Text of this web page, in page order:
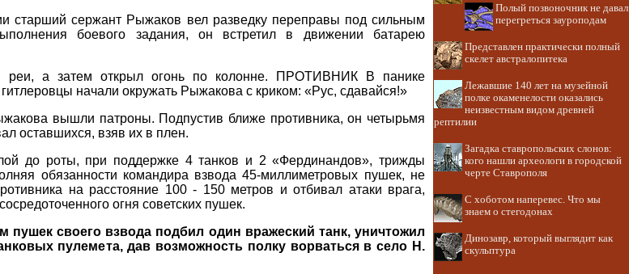
старший сержант Рыжаков вел разведку переправы под сильным
боевого задания, он встретил в движении батарею
а затем открыл огонь по колонне. ПРОТИВНИК В панике
начали окружать Рыжакова с криком: «Рус, сдавайся!»
вышли патроны. Подпустив ближе противника, он четырьмя
оставшихся, взяв их в плен.
до роты, при поддержке 4 танков и 2 «Фердинандов», трижды
обязанности командира взвода 45-миллиметровых пушек, не
на расстояние 100 - 150 метров и отбивал атаки врага,
огня советских пушек.
своего взвода подбил один вражеский танк, уничтожил
пулемета, дав возможность полку ворваться в село Н.
Полый позвоночник не давал
перегреться зауроподам
Представлен практически полный
скелет австралопитека
Лежавшие 140 лет на музейной
полке окаменелости оказались
неизвестным видом древней
рептилии
Загадка ставропольских слонов:
кого нашли археологи в городской
черте Ставрополя
С хоботом наперевес. Что мы
знаем о стегодонах
Динозавр, который выглядит как
скульптура